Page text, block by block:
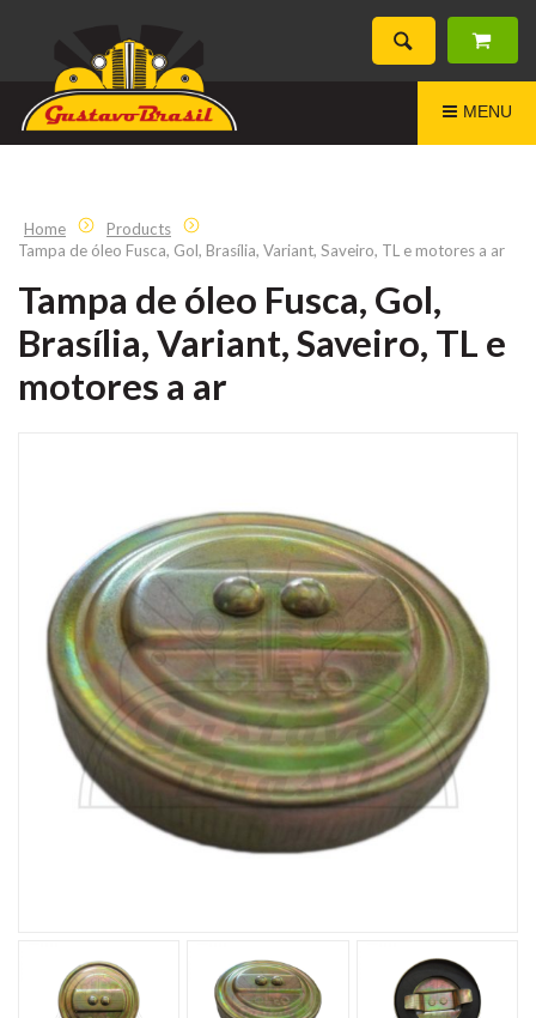
MENU
Home
Products
Tampa de óleo Fusca, Gol, Brasília, Variant, Saveiro, TL e motores a ar
Tampa de óleo Fusca, Gol,
Brasília, Variant, Saveiro, TL e
motores a ar